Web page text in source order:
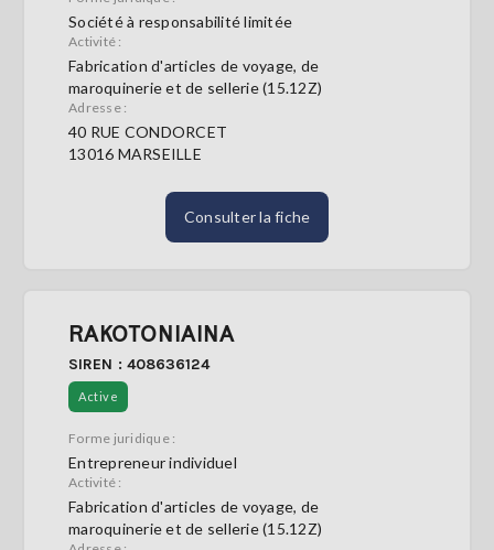
S'abonner
Société à responsabilité limitée
Activité :
Fabrication d'articles de voyage, de
maroquinerie et de sellerie (15.12Z)
Adresse :
40 RUE CONDORCET
13016 MARSEILLE
Consulter la fiche
RAKOTONIAINA
SIREN : 408636124
Active
Forme juridique :
Entrepreneur individuel
Activité :
Fabrication d'articles de voyage, de
maroquinerie et de sellerie (15.12Z)